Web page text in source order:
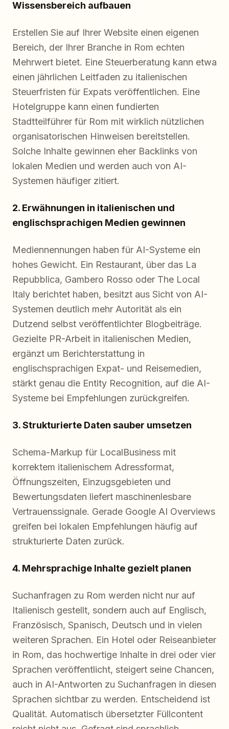
Wissensbereich aufbauen
Erstellen Sie auf Ihrer Website einen eigenen
Bereich, der Ihrer Branche in Rom echten
Mehrwert bietet. Eine Steuerberatung kann etwa
einen jährlichen Leitfaden zu italienischen
Steuerfristen für Expats veröffentlichen. Eine
Hotelgruppe kann einen fundierten
Stadtteilführer für Rom mit wirklich nützlichen
organisatorischen Hinweisen bereitstellen.
Solche Inhalte gewinnen eher Backlinks von
lokalen Medien und werden auch von AI-
Systemen häufiger zitiert.
2. Erwähnungen in italienischen und
englischsprachigen Medien gewinnen
Mediennennungen haben für AI-Systeme ein
hohes Gewicht. Ein Restaurant, über das La
Repubblica, Gambero Rosso oder The Local
Italy berichtet haben, besitzt aus Sicht von AI-
Systemen deutlich mehr Autorität als ein
Dutzend selbst veröffentlichter Blogbeiträge.
Gezielte PR-Arbeit in italienischen Medien,
ergänzt um Berichterstattung in
englischsprachigen Expat- und Reisemedien,
stärkt genau die Entity Recognition, auf die AI-
Systeme bei Empfehlungen zurückgreifen.
3. Strukturierte Daten sauber umsetzen
Schema-Markup für LocalBusiness mit
korrektem italienischem Adressformat,
Öffnungszeiten, Einzugsgebieten und
Bewertungsdaten liefert maschinenlesbare
Vertrauenssignale. Gerade Google AI Overviews
greifen bei lokalen Empfehlungen häufig auf
strukturierte Daten zurück.
4. Mehrsprachige Inhalte gezielt planen
Suchanfragen zu Rom werden nicht nur auf
Italienisch gestellt, sondern auch auf Englisch,
Französisch, Spanisch, Deutsch und in vielen
weiteren Sprachen. Ein Hotel oder Reiseanbieter
in Rom, das hochwertige Inhalte in drei oder vier
Sprachen veröffentlicht, steigert seine Chancen,
auch in AI-Antworten zu Suchanfragen in diesen
Sprachen sichtbar zu werden. Entscheidend ist
Qualität. Automatisch übersetzter Füllcontent